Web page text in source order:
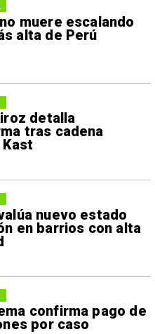
muere escalando
alta de Perú
detalla
tras cadena
nuevo estado
en barrios con alta
confirma pago de
por caso